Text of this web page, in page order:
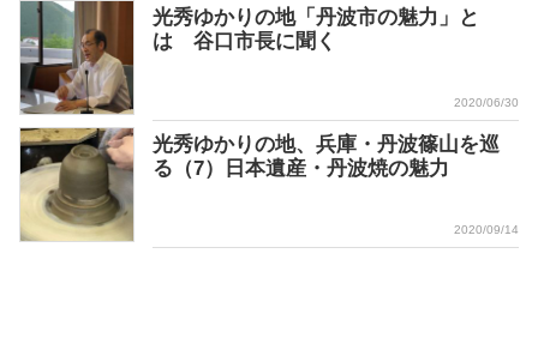
光秀ゆかりの地「丹波市の魅力」と
は 谷口市長に聞く
2020/06/30
光秀ゆかりの地、兵庫・丹波篠⼭を巡
る（7）日本遺産・丹波焼の魅力
2020/09/14